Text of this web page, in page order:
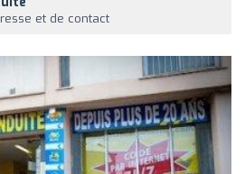
et de contact